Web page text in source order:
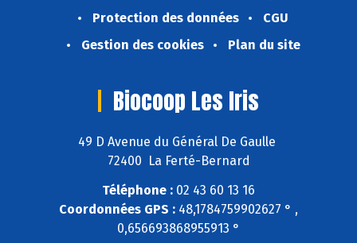
Protection des données
CGU
Gestion des cookies
Plan du site
Biocoop Les Iris
49 D Avenue du Général De Gaulle
72400 La Ferté-Bernard
Téléphone : 02 43 60 13 16
Coordonnées GPS : 48,1784759902627 ° ,
0,656693868955913 °